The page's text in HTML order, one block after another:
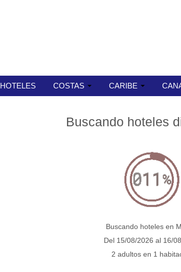
HOTELES COSTAS CARIBE
Buscando hoteles
Buscando hoteles en
Del 15/08/2026 al 16/
2 adultos en 1